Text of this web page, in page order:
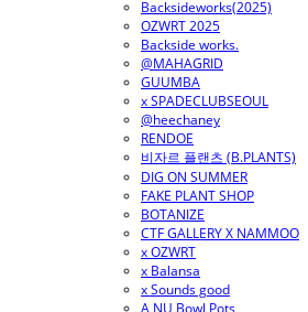
Backsideworks(2025)
OZWRT 2025
Backside works.
@MAHAGRID
GUUMBA
x SPADECLUBSEOUL
@heechaney
RENDOE
비자르 플랜츠 (B.PLANTS)
DIG ON SUMMER
FAKE PLANT SHOP
BOTANIZE
CTF GALLERY X NAMMOO
x OZWRT
x Balansa
x Sounds good